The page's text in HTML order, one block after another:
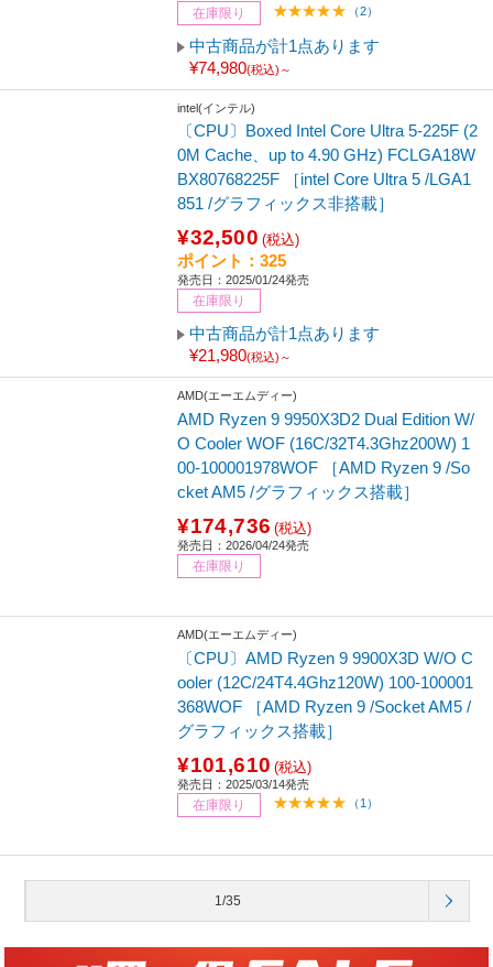
在庫限り （2）
中古商品が計1点あります
¥74,980(税込)～
intel(インテル)
〔CPU〕Boxed Intel Core Ultra 5-225F (2
0M Cache、up to 4.90 GHz) FCLGA18W
BX80768225F ［intel Core Ultra 5 /LGA1
851 /グラフィックス非搭載］
¥32,500 (税込)
ポイント：325
発売日：2025/01/24発売
在庫限り
中古商品が計1点あります
¥21,980(税込)～
AMD(エーエムディー)
AMD Ryzen 9 9950X3D2 Dual Edition W/
O Cooler WOF (16C/32T4.3Ghz200W) 1
00-100001978WOF ［AMD Ryzen 9 /So
cket AM5 /グラフィックス搭載］
¥174,736 (税込)
発売日：2026/04/24発売
在庫限り
AMD(エーエムディー)
〔CPU〕AMD Ryzen 9 9900X3D W/O C
ooler (12C/24T4.4Ghz120W) 100-100001
368WOF ［AMD Ryzen 9 /Socket AM5 /
グラフィックス搭載］
¥101,610 (税込)
発売日：2025/03/14発売
在庫限り （1）
1/35